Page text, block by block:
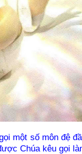
một số môn đệ
Chúa kêu gọi